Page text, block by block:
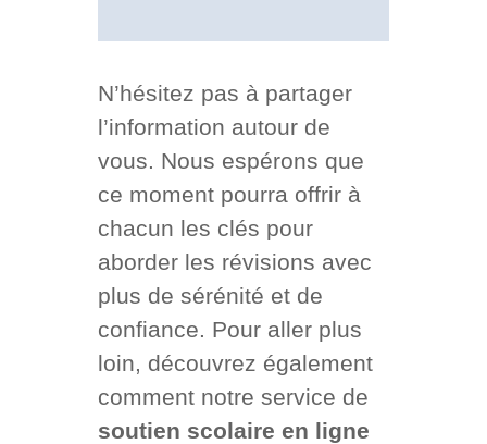
N’hésitez pas à partager
l’information autour de
vous. Nous espérons que
ce moment pourra offrir à
chacun les clés pour
aborder les révisions avec
plus de sérénité et de
confiance. Pour aller plus
loin, découvrez également
comment notre service de
soutien scolaire en ligne